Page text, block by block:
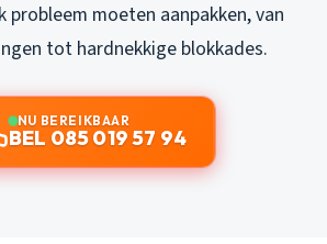
probleem moeten aanpakken, van
tot hardnekkige blokkades.
NU BEREIKBAAR
BEL 085 019 57 94